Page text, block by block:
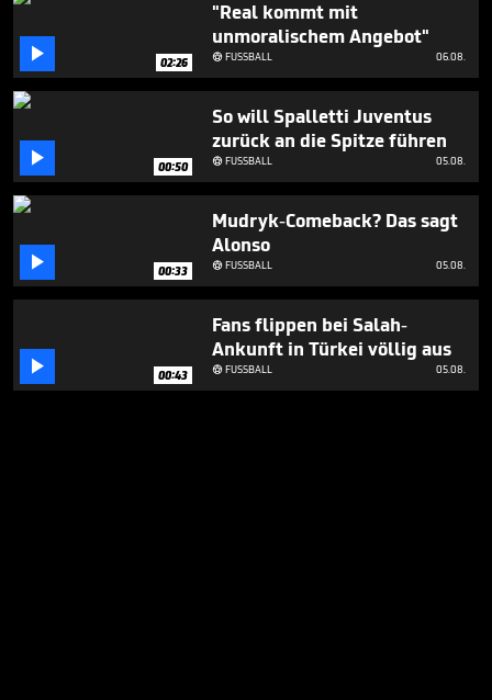
 02:26
"Real kommt mit
unmoralischem Angebot"
FUSSBALL 06.08.
 00:50
So will Spalletti Juventus
zurück an die Spitze führen
FUSSBALL 05.08.
 00:33
Mudryk-Comeback? Das sagt
Alonso
FUSSBALL 05.08.
 00:43
Fans flippen bei Salah-
Ankunft in Türkei völlig aus
FUSSBALL 05.08.